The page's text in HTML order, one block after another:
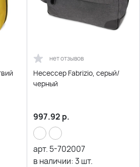
нет отзывов
Несессер Fabrizio, серый/
черный
997.92 р.
арт. 5-702007
в наличии:3 шт.